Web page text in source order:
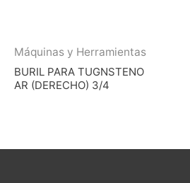
Máquinas y Herramientas
BURIL PARA TUGNSTENO
AR (DERECHO) 3/4